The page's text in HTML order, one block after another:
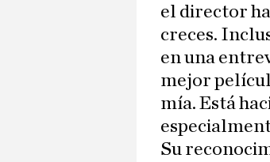
el director
creces.
en una
mejor
mía. Está
Su